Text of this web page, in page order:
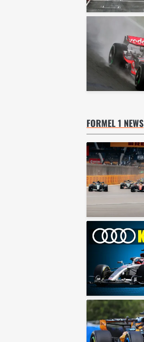
FORMEL 1 NEWS